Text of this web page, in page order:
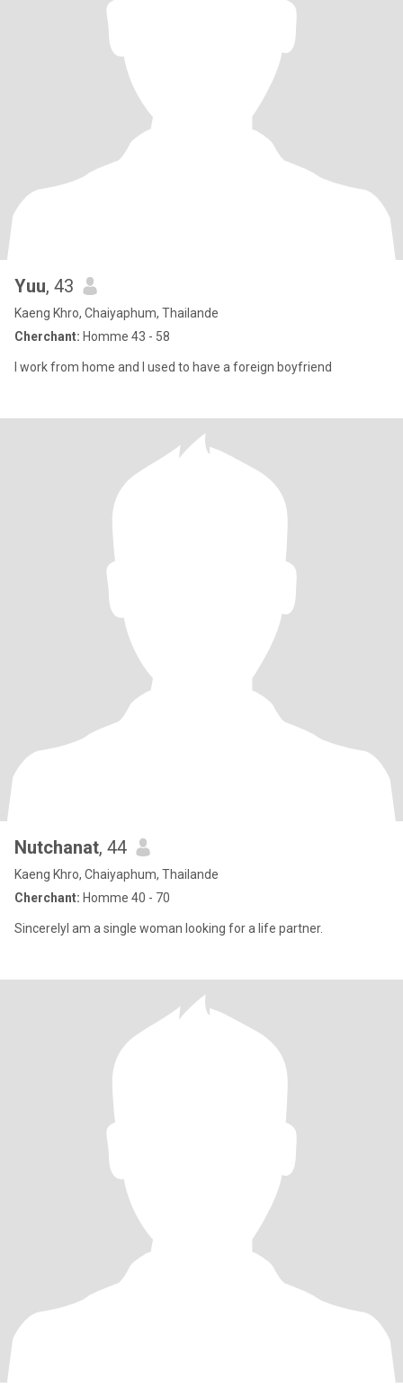
Yuu, 43
Kaeng Khro, Chaiyaphum, Thailande
Cherchant: Homme 43 - 58
I work from home and I used to have a foreign boyfriend
Nutchanat, 44
Kaeng Khro, Chaiyaphum, Thailande
Cherchant: Homme 40 - 70
SincerelyI am a single woman looking for a life partner.